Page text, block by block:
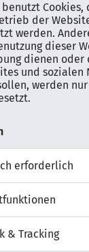
Cookies,
der
werden.
dieser
dienen
und sozialen
werden
erforderlich
& Tracking